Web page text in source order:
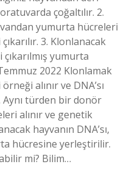
çoğaltılır. 2.
yumurta hücreleri
3. Klonlanacak
çıkarılmış yumurta
2022 Klonlamak
alınır ve DNA’sı
Aynı türden bir donör
alınır ve genetik
hayvanın DNA’sı,
hücresine yerleştirilir.
mi? Bilim…